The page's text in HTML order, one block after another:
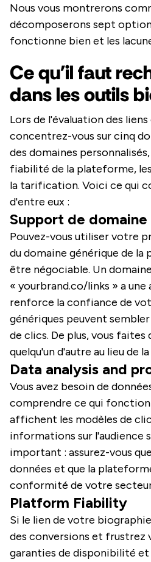
Nous vous montrerons
décomposerons sept
fonctionne bien et les
Ce qu'il faut
dans les outils
Lors de l'évaluation des
concentrez-vous sur cinq
des domaines
fiabilité de la plateforme,
la tarification. Voici ce qui
d'entre eux :
Support de domaine
Pouvez-vous utiliser votre
du domaine générique de
être négociable. Un
« yourbrand.co/links » a
renforce la confiance de
génériques peuvent
de clics. De plus, vous
quelqu'un d'autre au lieu de
Data analysis and
Vous avez besoin de
comprendre ce qui
affichent les modèles de
informations sur l'audience
important : assurez-vous
données et que la
conformité de votre
Platform Fiability
Si le lien de votre
des conversions et frustrez
garanties de disponibilité et